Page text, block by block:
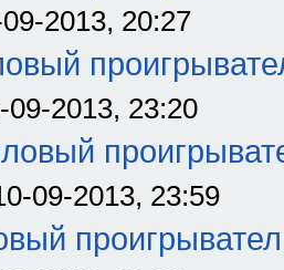
2013, 20:27
2013, 23:20
09-2013, 23:59